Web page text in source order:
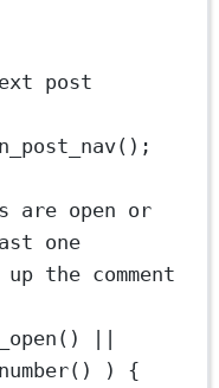
post
();
are open or
one
the comment
()
() ) {